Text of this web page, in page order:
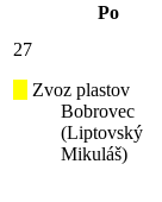
Po
27
Zvoz plastov
Bobrovec
(Liptovský
Mikuláš)